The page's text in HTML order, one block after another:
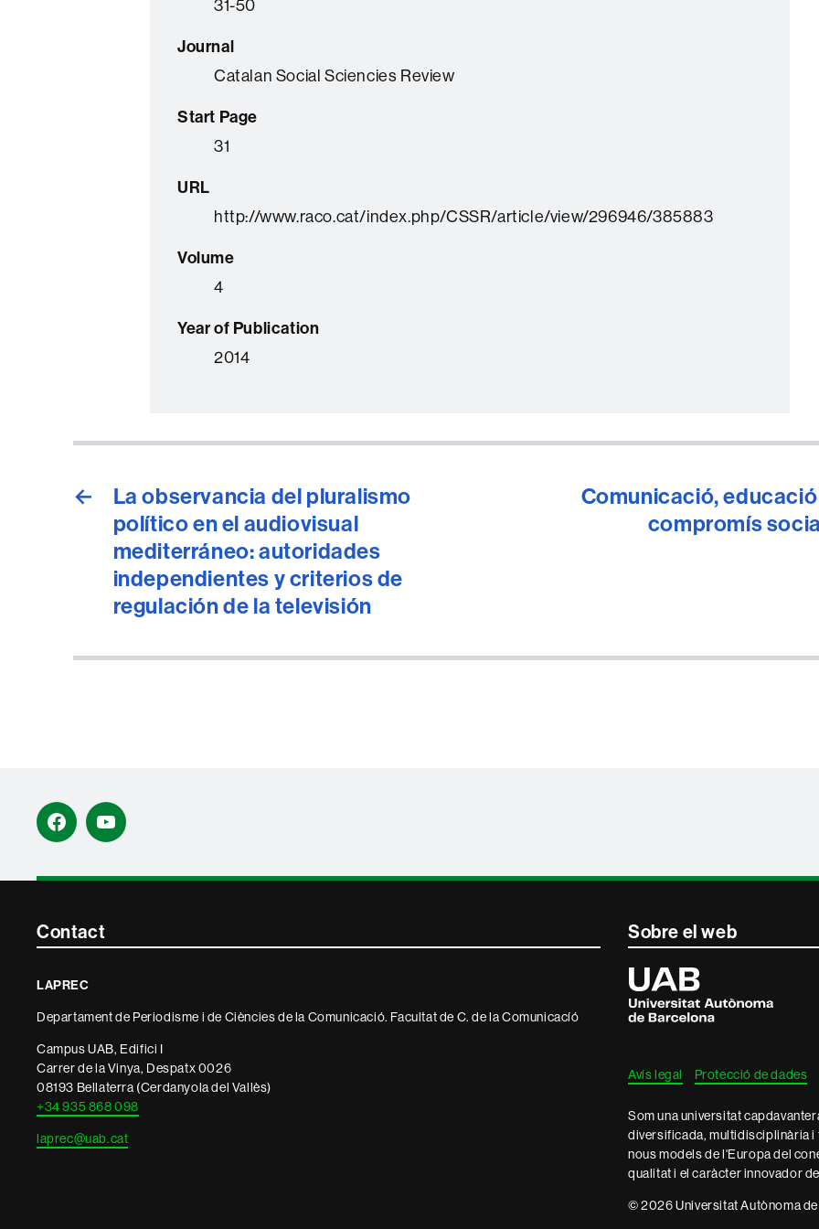
31-50
Journal
Catalan Social Sciencies Review
Start Page
31
URL
http://www.raco.cat/index.php/CSSR/article/view/296946/385883
Volume
4
Year of Publication
2014
←
La observancia del pluralismo
político en el audiovisual
mediterráneo: autoridades
independientes y criterios de
regulación de la televisión
Comunicació,
compromís
FacebookYouTube
Contacte
informació
legal
Contact
LAPREC
Departament de Periodisme i de Ciències de la Comunicació. Facultat de C. de la Comunicacíó
Campus UAB, Edifici I
Carrer de la Vinya, Despatx 0026
08193 Bellaterra (Cerdanyola del Vallès)
+34 935 868 098
laprec@uab.cat
Sobre el web
Universitat
Autònoma
de
Barcelona
Avís legal Protecció de dades
Som una universitat
diversificada, multidisciplinària i
nous models de l'Europa del
qualitat i el caràcter innovador
© 2026 Universitat Autònoma